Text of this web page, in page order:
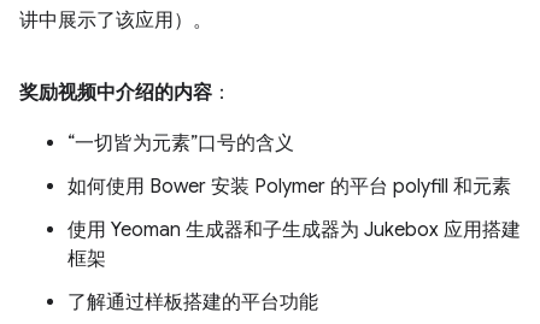
讲中展示了该应用）。
奖励视频中介绍的内容 ：
“一切皆为元素”口号的含义
如何使用 Bower 安装 Polymer 的平台 polyfill 和元素
使用 Yeoman 生成器和子生成器为 Jukebox 应用搭建
框架
了解通过样板搭建的平台功能